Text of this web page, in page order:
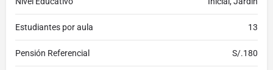
Estudiantes por aula 13
Pensión Referencial S/.180